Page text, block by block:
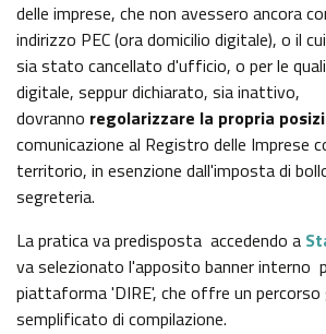
delle imprese, che non avessero ancora
indirizzo PEC (ora domicilio digitale), o il
sia stato cancellato d'ufficio, o per le
digitale, seppur dichiarato, sia inattivo,
dovranno regolarizzare la propria
comunicazione al Registro delle Imprese
territorio, in esenzione dall'imposta di
segreteria.
La pratica va predisposta accedendo a
va selezionato l'apposito banner interno
piattaforma 'DIRE', che offre un percorso
semplificato di compilazione.
SERVIZI EROGATI
PAGAMENTI DELL'AMMINISTRAZIONE
ALTRI CONTENUTI - CORRUZIONE
ALTRI CONTENUTI
GAZZETTA UFFICIALE
NORMATTIVA